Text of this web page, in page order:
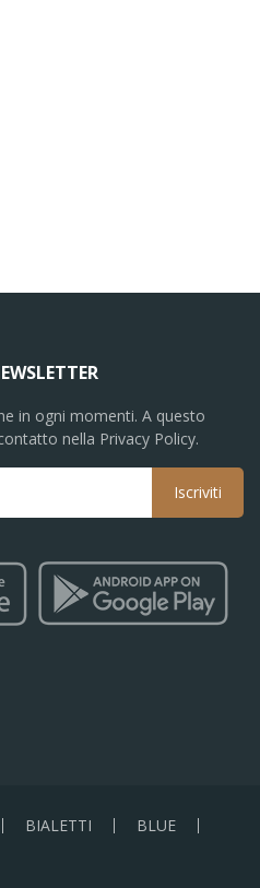
in ogni momenti. A questo
nella Privacy Policy.
Iscriviti
BIALETTI
BLUE